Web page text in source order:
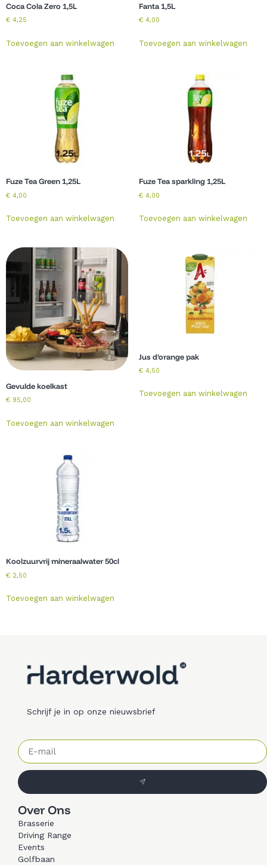
Coca Cola Zero 1,5L
€ 4,25
Toevoegen aan winkelwagen
Fanta 1,5L
€4,00
Toevoegen aan winkelwagen
Fuze Tea Green 1,25L
€ 4,00
Toevoegen aan winkelwagen
Fuze Tea sparkling 1,25L
€4,00
Toevoegen aan winkelwagen
Gevulde koelkast
€ 95,00
Toevoegen aan winkelwagen
Jus d’orange pak
€4,50
Toevoegen aan winkelwagen
Koolzuurvrij mineraalwater 50cl
€ 2,50
Toevoegen aan winkelwagen
Schrijf je in op onze nieuwsbrief
Over Ons
Brasserie
Driving Range
Events
Golfbaan